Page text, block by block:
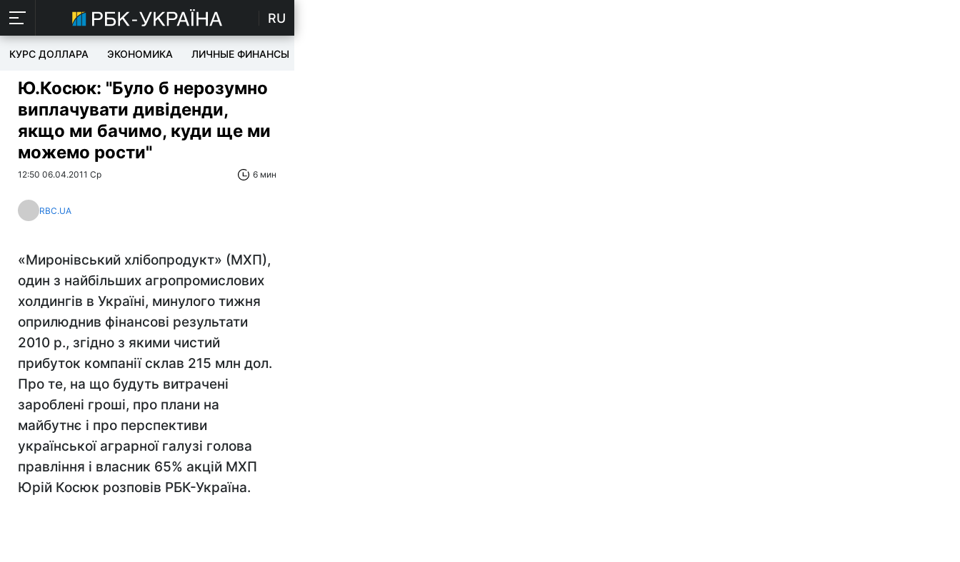
RU
КУРС ДОЛЛАРА ЭКОНОМИКА ЛИЧНЫЕ ФИНАНСЫ
Ю.Косюк: "Було б нерозумно
виплачувати дивіденди,
якщо ми бачимо, куди ще ми
можемо рости"
12:50 06.04.2011 Ср 6 мин
RBC.UA
«Миронівський хлібопродукт» (МХП),
один з найбільших агропромислових
холдингів в Україні, минулого тижня
оприлюднив фінансові результати
2010 р., згідно з якими чистий
прибуток компанії склав 215 млн дол.
Про те, на що будуть витрачені
зароблені гроші, про плани на
майбутнє і про перспективи
української аграрної галузі голова
правління і власник 65% акцій МХП
Юрій Косюк розповів РБК-Україна.